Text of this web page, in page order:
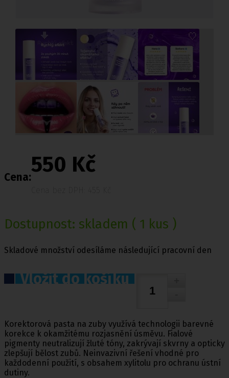
Cena:
550 Kč
Dostupnost: skladem ( 1 kus )
Skladové množství odesíláme následující pracovní den
Vložit do košíku
Korektorová pasta na zuby využívá technologii barevné
korekce k okamžitému rozjasnění úsměvu. Fialové
pigmenty neutralizují žluté tóny, zakrývají skvrny a opticky
zlepšují bělost zubů. Neinvazivní řešení vhodné pro
každodenní použití, s obsahem xylitolu pro ochranu ústní
dutiny.